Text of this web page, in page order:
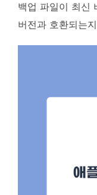
백업 파일이 최신
버전과 호환되는